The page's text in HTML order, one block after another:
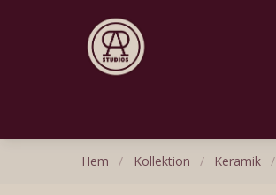
Hem / Kollektion / Keramik /